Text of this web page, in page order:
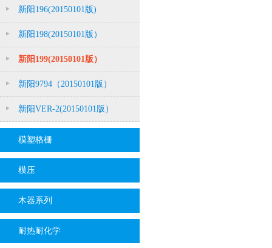
新阳196(20150101版)
新阳198(20150101版）
新阳199(20150101版）
新阳9794（20150101版）
新阳VER-2(20150101版）
模塑格栅
模压
木器系列
耐热耐化学